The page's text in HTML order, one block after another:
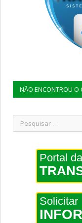
NÃO ENCONTROU O
Portal da
Solicitar